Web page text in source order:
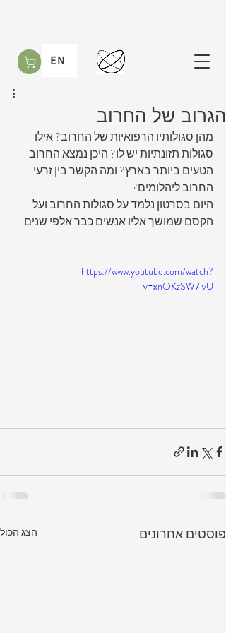
EN
הגרוב של החרוב
מהן סגולותיו הרפואיות של החרוב? אילו
סגולות תזונתיות יש לו? היכן נמצא החרוב
הטעים ביותר בארץ? ומה הקשר בין זרעי
החרוב ליהלומים?
היום בסרטון נלמד על סגולות החרוב ועל
הקסם שמושך אליו אנשים כבר אלפי שנים
https://www.youtube.com/watch?
v=xnOKzSW7ivU
פוסטים אחרונים הצג הכול